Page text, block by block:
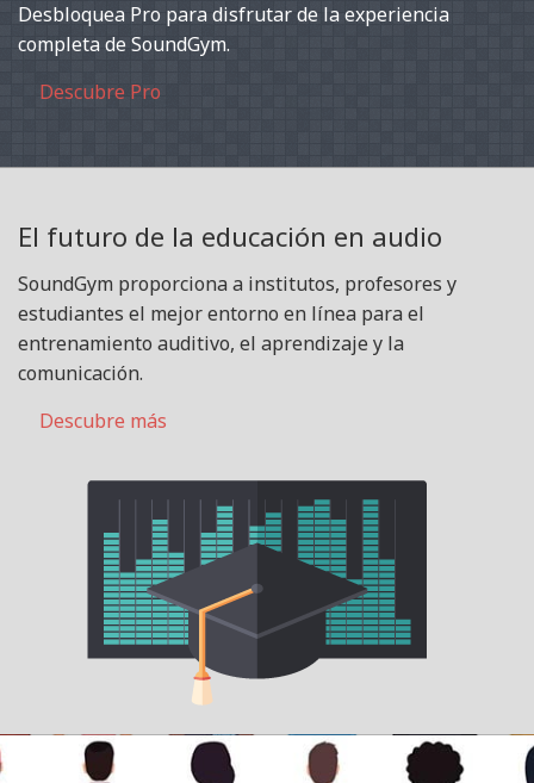
Desbloquea Pro para disfrutar de la experiencia
completa de SoundGym.
Descubre Pro
El futuro de la educación en audio
SoundGym proporciona a institutos, profesores y
estudiantes el mejor entorno en línea para el
entrenamiento auditivo, el aprendizaje y la
comunicación.
Descubre más